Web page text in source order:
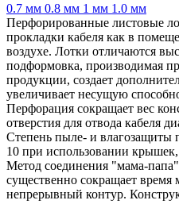
0.7 мм 0.8 мм 1 мм 1.0 мм
Перфорированные листовые
прокладки кабеля как в
воздухе. Лотки отличаются
подформовка, производимая
продукции, создает
увеличивает несущую
Перфорация сокращает вес
отверстия для отвода кабеля
Степень пыле- и влагозащиты
10 при использовании
Метод соединения "мама-
существенно сокращает время
непрерывный контур.